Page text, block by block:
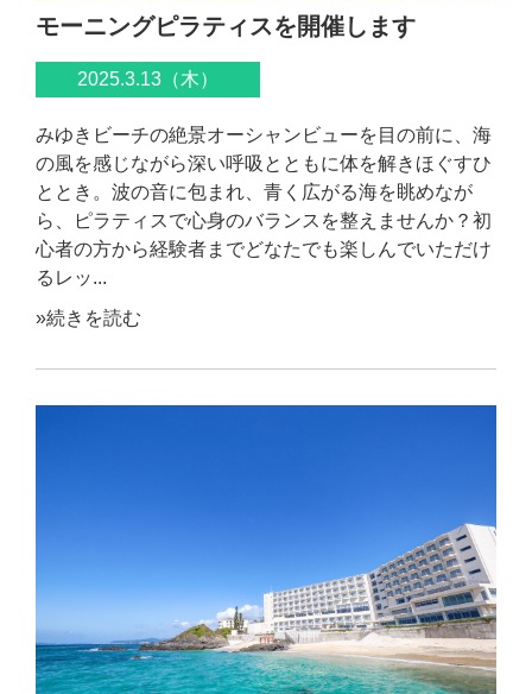
モーニングピラティスを開催します
2025.3.13（木）
みゆきビーチの絶景オーシャンビューを目の前に、海
の風を感じながら深い呼吸とともに体を解きほぐすひ
ととき。⁡波の音に包まれ、青く広がる海を眺めなが
ら、ピラティスで心身のバランスを整えませんか？⁡初
心者の方から経験者までどなたでも楽しんでいただけ
るレッ...
»続きを読む